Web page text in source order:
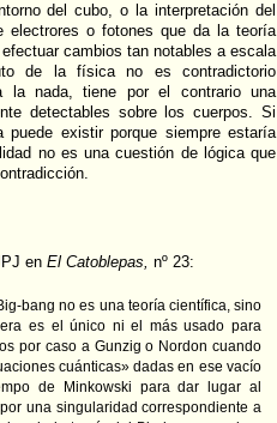
del cubo, o la interpretación del
electrores o fotones que da la teoría
cambios tan notables a escala
de la física no es contradictorio
la nada, tiene por el contrario una
detectables sobre los cuerpos. Si
existir porque siempre estaría
no es una cuestión de lógica que
en El Catoblepas, nº 23:
bang no es una teoría científica, sino
es el único ni el más usado para
por caso a Gunzig o Nordon cuando
cuánticas» dadas en ese vacío
de Minkowski para dar lugar al
una singularidad correspondiente a